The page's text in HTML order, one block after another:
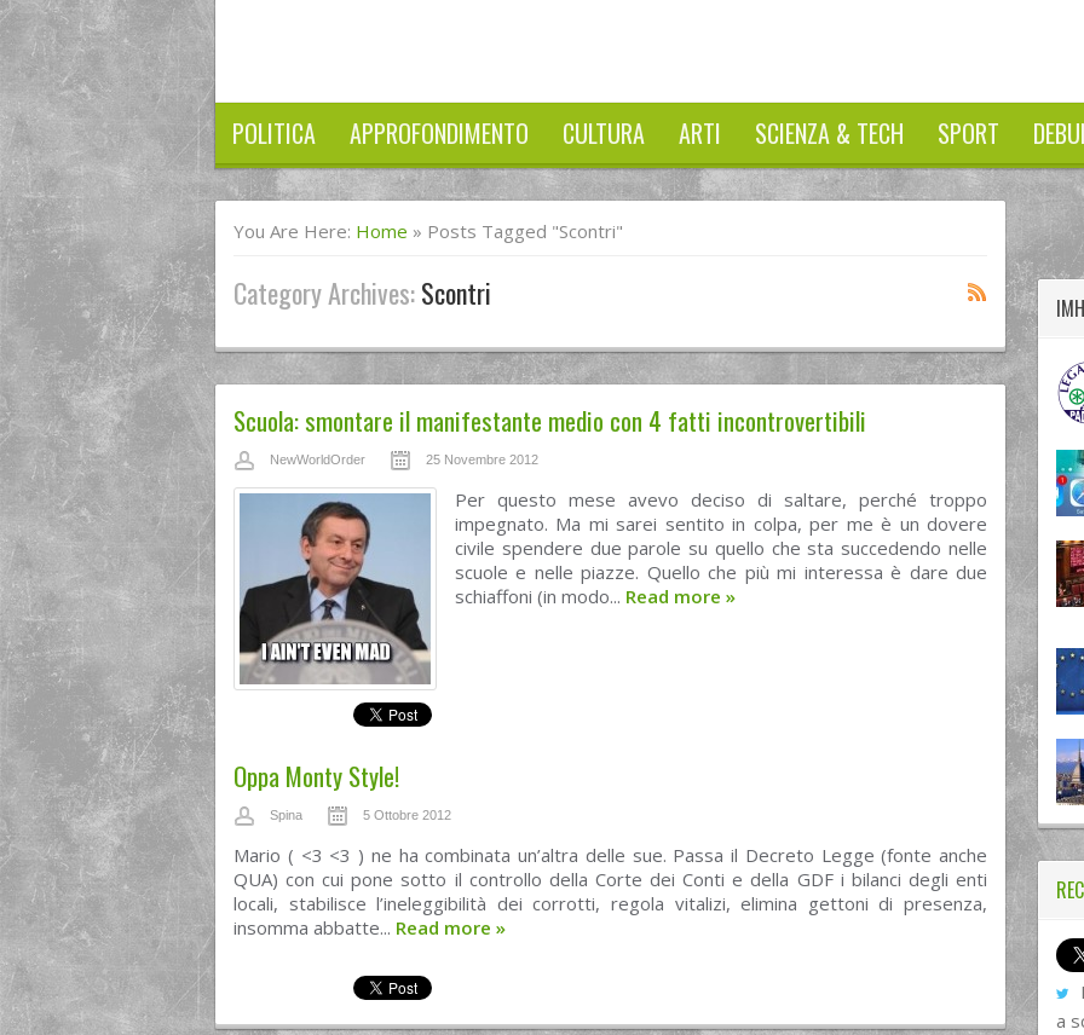
POLITICA APPROFONDIMENTO CULTURA ARTI SCIENZA & TECH SPORT
You Are Here: Home » Posts Tagged "scontri"
Category Archives:Scontri
Scuola: smontare il manifestante medio con 4 fatti incontrovertibili
NewWorldOrder 25 Novembre 2012
Per questo mese avevo deciso di saltare, perché troppo
impegnato. Ma mi sarei sentito in colpa, per me è un dovere
civile spendere due parole su quello che sta succedendo nelle
scuole e nelle piazze. Quello che più mi interessa è dare due
schiaffoni (in modo... Read more »
Oppa Monty Style!
Spina 5 Ottobre 2012
Mario ( <3 <3 ) ne ha combinata un’altra delle sue. Passa il Decreto Legge (fonte anche
QUA) con cui pone sotto il controllo della Corte dei Conti e della GDF i bilanci degli enti
locali, stabilisce l’ineleggibilità dei corrotti, regola vitalizi, elimina gettoni di presenza,
insomma abbatte... Read more »
a